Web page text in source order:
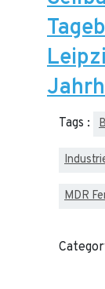
Tags :
MDR